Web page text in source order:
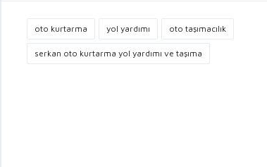
oto kurtarma yol yardımı oto taşımacılık
serkan oto kurtarma yol yardımı ve taşıma